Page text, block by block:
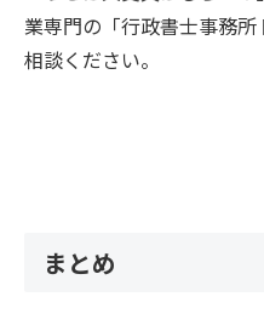
業専門の「行政書士事務
相談ください。
まとめ